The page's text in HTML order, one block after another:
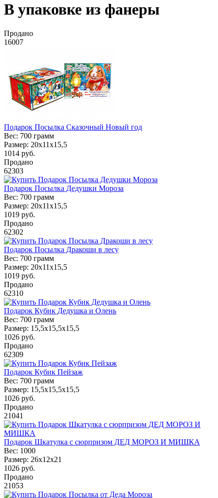
В упаковке из фанеры
Продано
16007
Подарок Посылка Сказочный Новый год
Вес: 700 грамм
Размер: 20х11х15,5
1014 руб.
Продано
62303
Подарок Посылка Дедушки Мороза
Вес: 700 грамм
Размер: 20х11х15,5
1019 руб.
Продано
62302
Подарок Посылка Дракоши в лесу
Вес: 700 грамм
Размер: 20х11х15,5
1019 руб.
Продано
62310
Подарок Кубик Дедушка и Олень
Вес: 700 грамм
Размер: 15,5x15,5x15,5
1026 руб.
Продано
62309
Подарок Кубик Пейзаж
Вес: 700 грамм
Размер: 15,5x15,5x15,5
1026 руб.
Продано
21041
Подарок Шкатулка с сюрпризом ДЕД МОРОЗ И МИШКА
Вес: 1000
Размер: 26х12х21
1026 руб.
Продано
21053